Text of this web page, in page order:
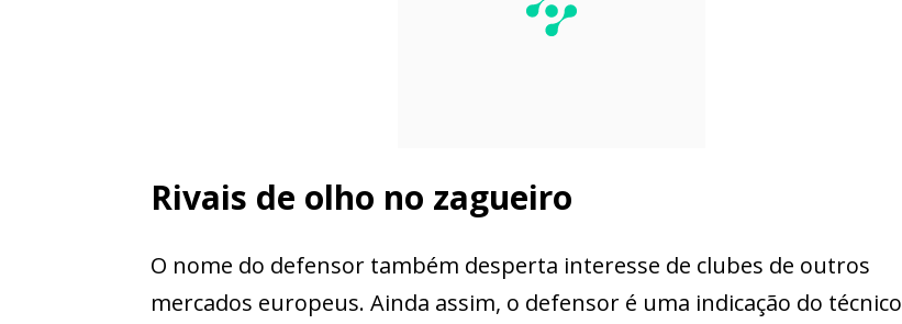
Rivais de olho no zagueiro
O nome do defensor também desperta interesse de clubes de outros
mercados europeus. Ainda assim, o defensor é uma indicação do técnico